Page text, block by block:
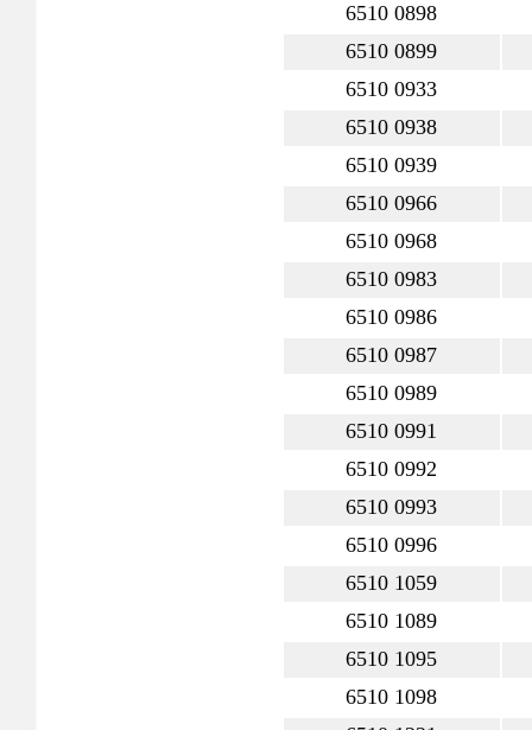
6510 0898
6510 0899
6510 0933
6510 0938
6510 0939
6510 0966
6510 0968
6510 0983
6510 0986
6510 0987
6510 0989
6510 0991
6510 0992
6510 0993
6510 0996
6510 1059
6510 1089
6510 1095
6510 1098